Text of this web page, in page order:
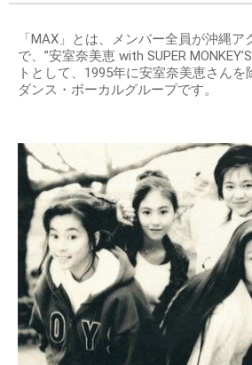
「MAX」とは、メンバー全員が沖縄
で、”安室奈美恵 with SUPER
トとして、1995年に安室奈美恵さんを
ダンス・ボーカルグループです。